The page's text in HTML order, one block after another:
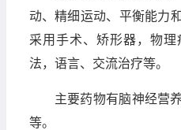
动、精细运动、平衡能力
采用手术、矫形器，物
法，语言、交流治疗等。
主要药物有脑神经营
等。